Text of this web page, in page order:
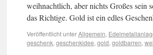
weihnachtlich, aber nichts Großes sein
das Richtige. Gold ist ein edles
Veröffentlicht unterAllgemein,
geschenk, geschenkidee, gold, goldbarren,